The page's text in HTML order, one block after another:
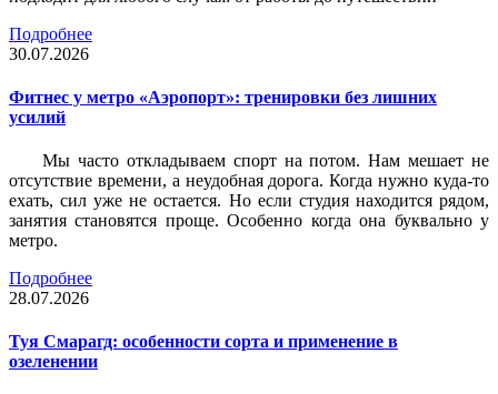
Подробнее
30.07.2026
Фитнес у метро «Аэропорт»: тренировки без лишних
усилий
Мы часто откладываем спорт на потом. Нам мешает не
отсутствие времени, а неудобная дорога. Когда нужно куда-то
ехать, сил уже не остается. Но если студия находится рядом,
занятия становятся проще. Особенно когда она буквально у
метро.
Подробнее
28.07.2026
Туя Смарагд: особенности сорта и применение в
озеленении